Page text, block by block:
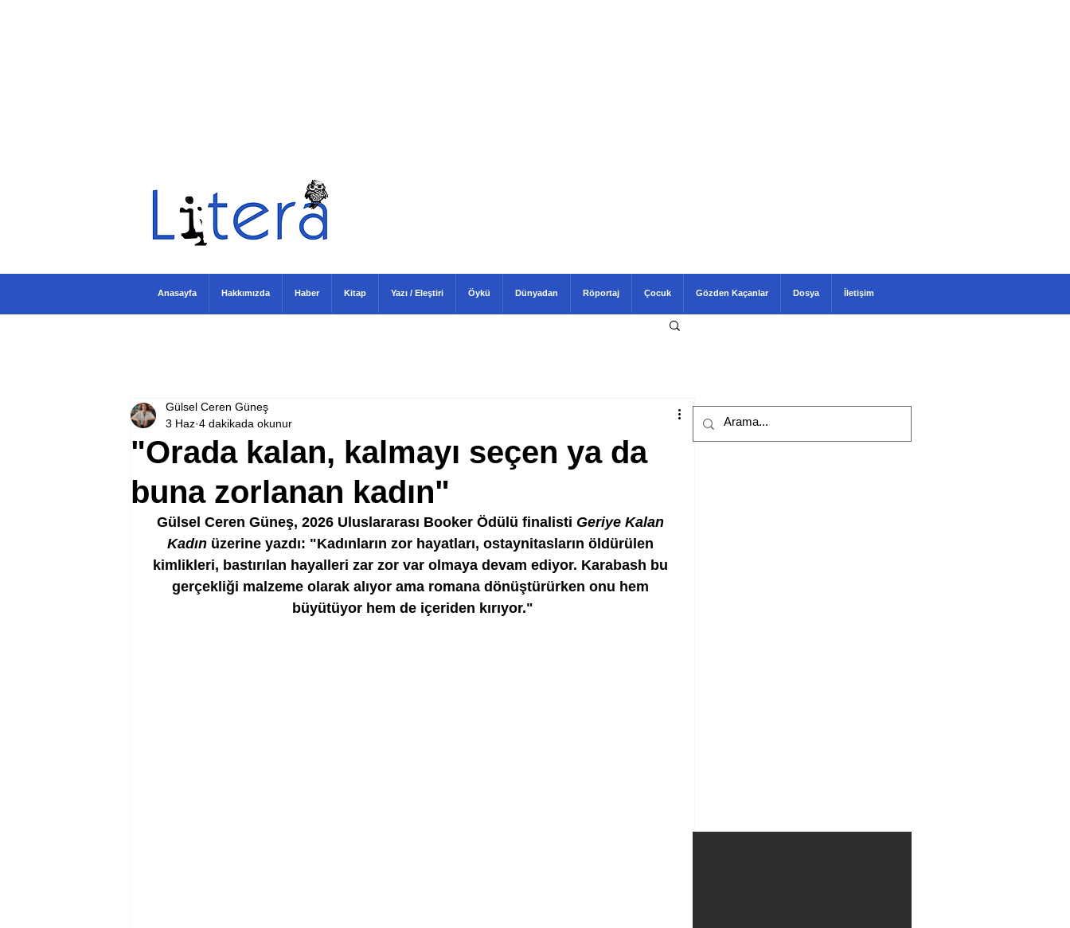
"Orada kalan, kalmayı seçen ya da
buna zorlanan kadın"
Gülsel Ceren Güneş
3 Haz 4 dakikada okunur
Gülsel Ceren Güneş, 2026 Uluslararası Booker Ödülü finalisti Geriye Kalan
Kadın üzerine yazdı: "Kadınların zor hayatları, ostaynitasların öldürülen
kimlikleri, bastırılan hayalleri zar zor var olmaya devam ediyor. Karabash bu
gerçekliği malzeme olarak alıyor ama romana dönüştürürken onu hem
büyütüyor hem de içeriden kırıyor."
Anasayfa Hakkımızda Haber Kitap Yazı / Eleştiri Öykü Dünyadan Röportaj Çocuk Gözden Kaçanlar Dosya İletişim